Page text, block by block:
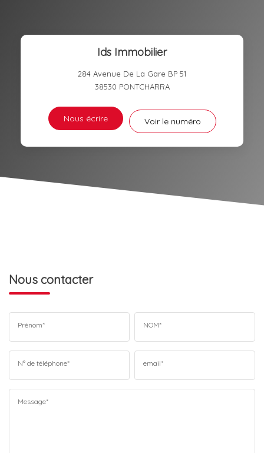
ECOLES ET CRÈCHES
Ids Immobilier
284 Avenue De La Gare BP 51
38530 PONTCHARRA
Nous écrire Voir le numéro
Nous contacter
Prénom* NOM*
N° de téléphone* email*
Message*